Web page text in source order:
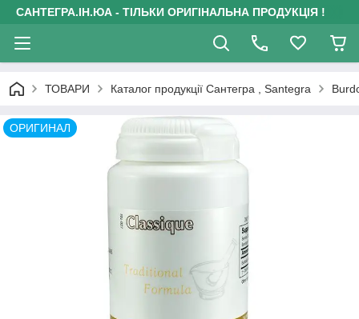
САНТЕГРА.ІН.ЮА - ТІЛЬКИ ОРИГІНАЛЬНА ПРОДУКЦІЯ !
ТОВАРИ Каталог продукції Сантегра , Santegra
ОРИГИНАЛ